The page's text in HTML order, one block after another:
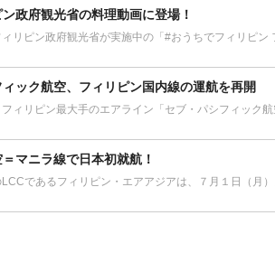
政府観光省の料理動画に登場！
リピン政府観光省が実施中の「#おうちでフィリピン
ック航空、フィリピン国内線の運航を再開
ィリピン最大手のエアライン「セブ・パシフィック航
マニラ線で日本初就航！
であるフィリピン・エアアジアは、７月１日（月）